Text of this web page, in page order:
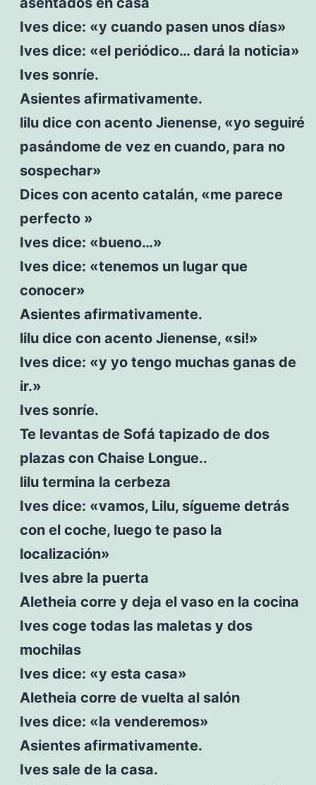
Ives dice: «y cuando pasen unos días»
Ives dice: «el periódico… dará la noticia»
Ives sonríe.
Asientes afirmativamente.
lilu dice con acento Jienense, «yo seguiré
pasándome de vez en cuando, para no
sospechar»
Dices con acento catalán, «me parece
perfecto »
Ives dice: «bueno…»
Ives dice: «tenemos un lugar que
conocer»
Asientes afirmativamente.
lilu dice con acento Jienense, «si!»
Ives dice: «y yo tengo muchas ganas de
ir.»
Ives sonríe.
Te levantas de Sofá tapizado de dos
plazas con Chaise Longue..
lilu termina la cerbeza
Ives dice: «vamos, Lilu, sígueme detrás
con el coche, luego te paso la
localización»
Ives abre la puerta
Aletheia corre y deja el vaso en la cocina
Ives coge todas las maletas y dos
mochilas
Ives dice: «y esta casa»
Aletheia corre de vuelta al salón
Ives dice: «la venderemos»
Asientes afirmativamente.
Ives sale de la casa.